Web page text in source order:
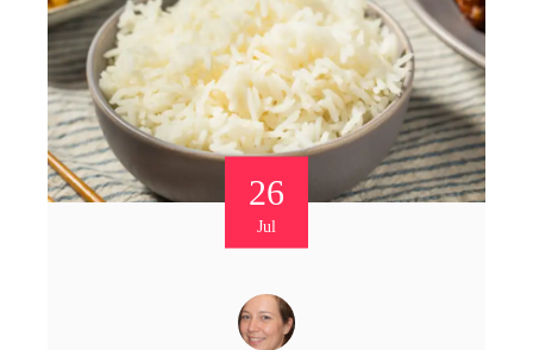
26
Jul